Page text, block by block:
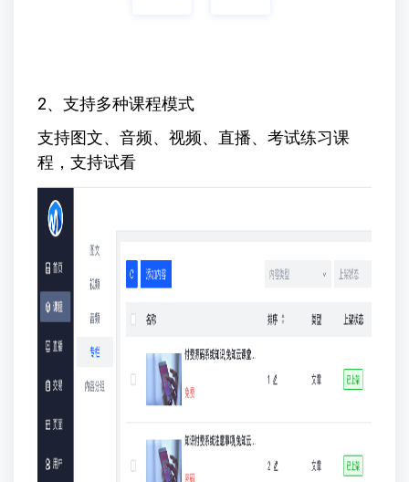
2、支持多种课程模式
支持图文、音频、视频、直播、考试练习课
程，支持试看